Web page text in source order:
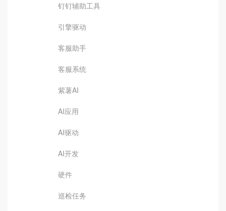
钉钉辅助工具
引擎驱动
客服助手
客服系统
紫薯AI
AI应用
AI驱动
AI开发
硬件
巡检任务